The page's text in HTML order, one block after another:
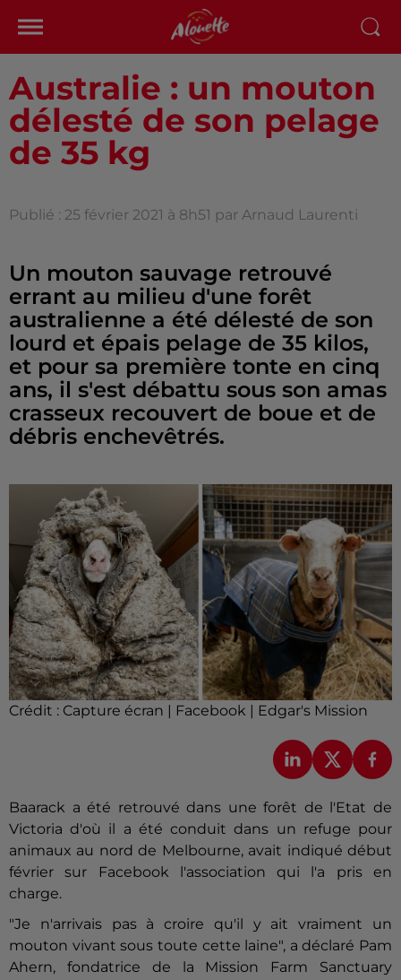
Australie : un mouton
délesté de son pelage
de 35 kg
Publié : 25 février 2021 à 8h51 par Arnaud Laurenti
Un mouton sauvage retrouvé
errant au milieu d'une forêt
australienne a été délesté de son
lourd et épais pelage de 35 kilos,
et pour sa première tonte en cinq
ans, il s'est débattu sous son amas
crasseux recouvert de boue et de
débris enchevêtrés.
Crédit : Capture écran | Facebook | Edgar's Mission
Baarack a été retrouvé dans une forêt de l'Etat de
Victoria d'où il a été conduit dans un refuge pour
animaux au nord de Melbourne, avait indiqué début
février sur Facebook l'association qui l'a pris en
charge.
"Je n'arrivais pas à croire qu'il y ait vraiment un
mouton vivant sous toute cette laine", a déclaré Pam
Ahern, fondatrice de la Mission Farm Sanctuary